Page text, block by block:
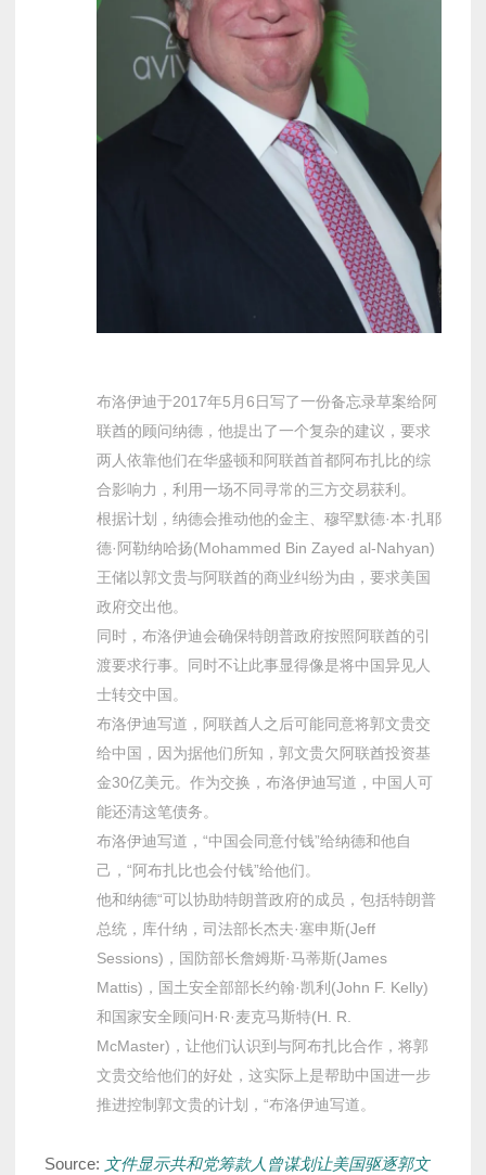
布洛伊迪于2017年5月6日写了一份备忘录草案给阿
联酋的顾问纳德，他提出了一个复杂的建议，要求
两人依靠他们在华盛顿和阿联酋首都阿布扎比的综
合影响力，利用一场不同寻常的三方交易获利。
根据计划，纳德会推动他的金主、穆罕默德·本·扎耶
德·阿勒纳哈扬(Mohammed Bin Zayed al-Nahyan)
王储以郭文贵与阿联酋的商业纠纷为由，要求美国
政府交出他。
同时，布洛伊迪会确保特朗普政府按照阿联酋的引
渡要求行事。同时不让此事显得像是将中国异见人
士转交中国。
布洛伊迪写道，阿联酋人之后可能同意将郭文贵交
给中国，因为据他们所知，郭文贵欠阿联酋投资基
金30亿美元。作为交换，布洛伊迪写道，中国人可
能还清这笔债务。
布洛伊迪写道，“中国会同意付钱”给纳德和他自
己，“阿布扎比也会付钱”给他们。
他和纳德“可以协助特朗普政府的成员，包括特朗普
总统，库什纳，司法部长杰夫·塞申斯(Jeff
Sessions)，国防部长詹姆斯·马蒂斯(James
Mattis)，国土安全部部长约翰·凯利(John F. Kelly)
和国家安全顾问H·R·麦克马斯特(H. R.
McMaster)，让他们认识到与阿布扎比合作，将郭
文贵交给他们的好处，这实际上是帮助中国进一步
推进控制郭文贵的计划，“布洛伊迪写道。
Source: 文件显示共和党筹款人曾谋划让美国驱逐郭文